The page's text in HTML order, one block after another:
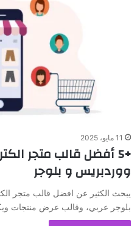
11 مايو، 2025
ووردبريس و بلوجر
يبحث الكثير عن افضل قالب متجر
بلوجر عربي، وقالب عرض منتجات